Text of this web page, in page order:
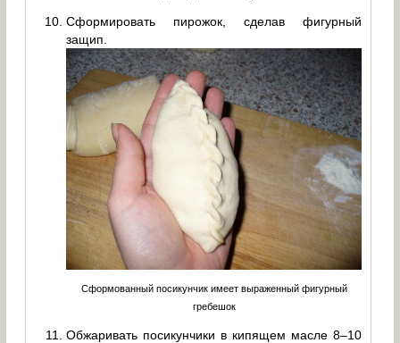
Сформировать пирожок, сделав фигурный
защип.
Сформованный посикунчик имеет выраженный фигурный
гребешок
Обжаривать посикунчики в кипящем масле 8–10